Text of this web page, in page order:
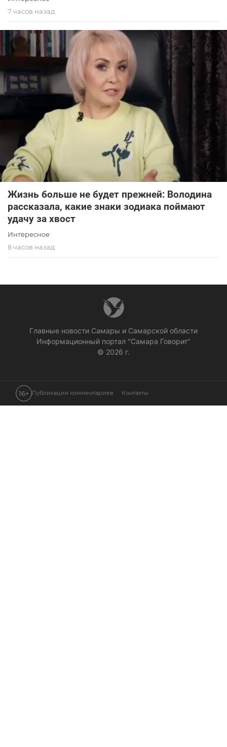
7 часов назад
Жизнь больше не будет прежней: Володина
рассказала, какие знаки зодиака поймают
удачу за хвост
Интересное
8 часов назад
Главные новости Самары и Самарской области
Информационный портал "Самара Говорит"
© 2026 г.
16+ Публикация комментариев Контакты